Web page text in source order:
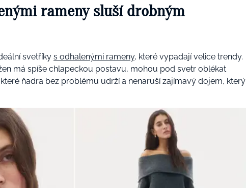
rameny sluší drobným
svetříky s odhalenými rameny, které vypadají velice trendy.
má spíše chlapeckou postavu, mohou pod svetr oblékat
které ňadra bez problému udrží a nenaruší zajímavý dojem, který